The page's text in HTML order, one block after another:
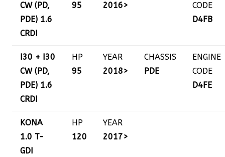
CW (PD,
PDE) 1.6
CRDI
95
2016>
CODE
D4FB
I30 + I30
CW (PD,
PDE) 1.6
CRDI
HP
95
YEAR
2018>
CHASSIS
PDE
ENGINE
CODE
D4FE
KONA
1.0 T-
GDI
HP
120
YEAR
2017>